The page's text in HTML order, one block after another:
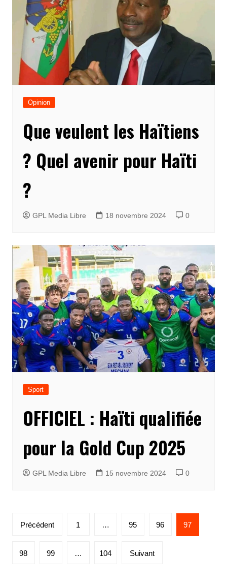
Opinion
Que veulent les Haïtiens
? Quel avenir pour Haïti
?
GPL Media Libre 18 novembre 2024 0
Sport
OFFICIEL : Haïti qualifiée
pour la Gold Cup 2025
GPL Media Libre 15 novembre 2024 0
Pagination
publications
Précédent 1 … 95 96 97
98 99 … 104 Suivant